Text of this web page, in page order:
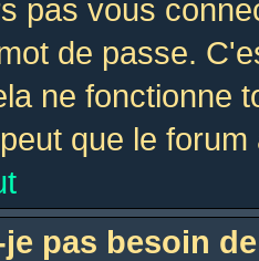
pas vous
de passe.
ne fonctionne
que le
pas besoin